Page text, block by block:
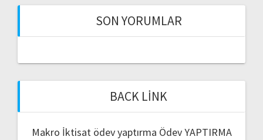
SON YORUMLAR
BACK LINK
Makro İktisat ödev yaptırma Ödev YAPTIRMA